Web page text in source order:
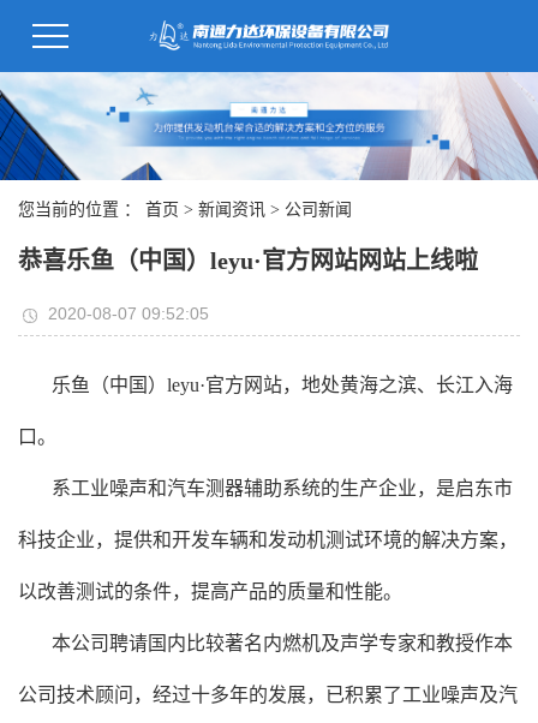
您当前的位置 ： 首页 > 新闻资讯 > 公司新闻
恭喜乐鱼（中国）leyu·官方网站网站上线啦
2020-08-07 09:52:05
乐鱼（中国）leyu·官方网站，地处黄海之滨、长江入海
口。
系工业噪声和汽车测器辅助系统的生产企业，是启东市
科技企业，提供和开发车辆和发动机测试环境的解决方案，
以改善测试的条件，提高产品的质量和性能。
本公司聘请国内比较著名内燃机及声学专家和教授作本
公司技术顾问，经过十多年的发展，已积累了工业噪声及汽